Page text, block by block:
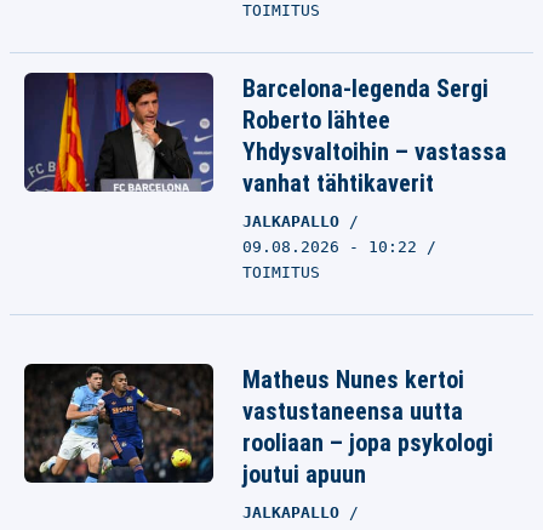
TOIMITUS
Barcelona-legenda Sergi
Roberto lähtee
Yhdysvaltoihin – vastassa
vanhat tähtikaverit
JALKAPALLO
09.08.2026 - 10:22
TOIMITUS
Matheus Nunes kertoi
vastustaneensa uutta
rooliaan – jopa psykologi
joutui apuun
JALKAPALLO